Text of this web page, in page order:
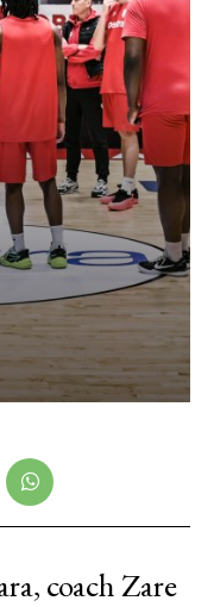
coach Zare